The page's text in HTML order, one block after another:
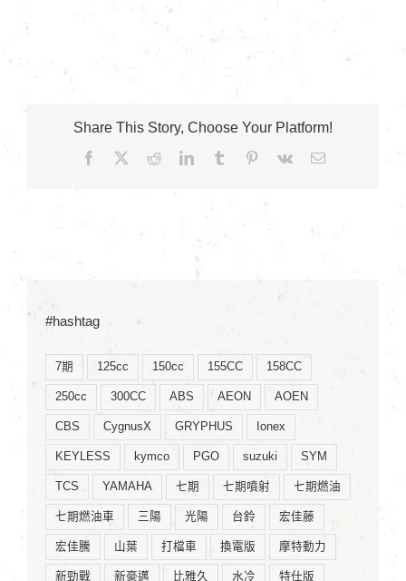
Share This Story, Choose Your Platform!
Facebook RedditLinkedInTumblr Pinterest
Vk Email:
#hashtag
7期 125cc 150cc 155CC 158CC
250cc 300CC ABS AEON AOEN
CBS CygnusX GRYPHUS Ionex
KEYLESS kymco PGO suzuki SYM
TCS YAMAHA 七期 七期噴射 七期燃油
七期燃油車 三陽 光陽 台鈴 宏佳藤
宏佳騰 山葉 打檔車 換電版 摩特動力
新勁戰 新豪邁 比雅久 水冷 特仕版